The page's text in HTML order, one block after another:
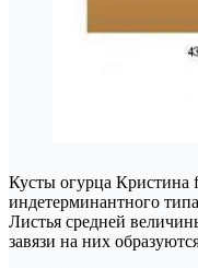
Кусты огурца
индетерминантного
Листья средней
завязи на них